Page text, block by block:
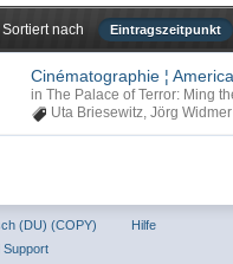
Sortiert nach Eintragszeitpunkt
Cinématographie ¦
in The Palace of Terror: Ming
Uta Briesewitz, Jörg Widmer
(DU) (COPY)
Hilfe
Support